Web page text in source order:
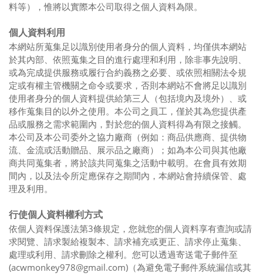
料等），惟將以實際本公司取得之個人資料為限。
個人資料利用
本網站所蒐集足以識別使用者身分的個人資料，均僅供本網站
於其內部、依照蒐集之目的進行處理和利用，除非事先說明、
或為完成提供服務或履行合約義務之必要、或依照相關法令規
定或有權主管機關之命令或要求，否則本網站不會將足以識別
使用者身分的個人資料提供給第三人（包括境內及境外）、或
移作蒐集目的以外之使用。本公司之員工，僅於其為您提供產
品或服務之需求範圍內，對於您的個人資料得為有限之接觸。
本公司及本公司委外之協力廠商（例如：商品供應商、提供物
流、金流或活動贈品、展示品之廠商）；如為本公司與其他廠
商共同蒐集者，將於該共同蒐集之活動中載明。在會員有效期
間內，以及法令所定應保存之期間內，本網站會持續保管、處
理及利用。
行使個人資料權利方式
依個人資料保護法第3條規定，您就您的個人資料享有查詢或請
求閱覽、請求製給複製本、請求補充或更正、請求停止蒐集、
處理或利用、請求刪除之權利。您可以透過寄送電子郵件至
(acwmonkey978@gmail.com)（為避免電子郵件系統漏信或其